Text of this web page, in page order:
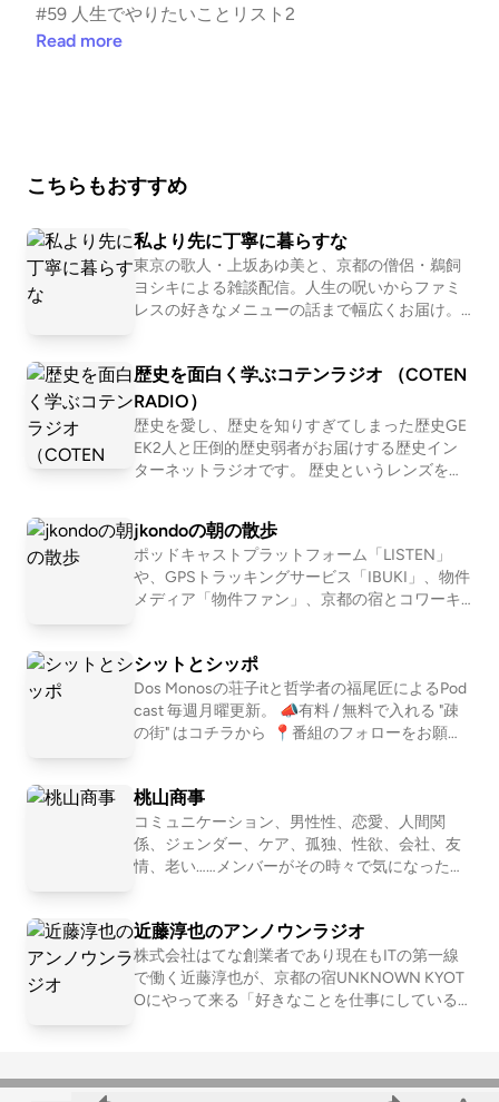
#59 人生でやりたいことリスト2
Read more
こちらもおすすめ
私より先に丁寧に暮らすな
東京の歌人・上坂あゆ美と、京都の僧侶・鵜飼
ヨシキによる雑談配信。人生の呪いからファミ
レスの好きなメニューの話まで幅広くお届け。
s://open.spotify.com/episode/751EzuNXjpgP2i5
3P7OtX7?si=XxN2eddURsas_JWE6KFu-A #163
恋愛ってマーージでクソだと思っている人の話
https://open.spotify.com/episode/1WgeglhRT5
GQfqzkBO2bNF?si=1l0b2OBlTJq 📩おたより宛
タもある） 🚗🚥番組公式コミュニティ http
s://rooom.listen.style/p/ 📨その他、番組へのお
問い合わせはコチラまで yorisuna24@gmail.co
m
歴史を面白く学ぶコテンラジオ （COTEN
RADIO）
歴史を愛し、歴史を知りすぎてしまった歴史GE
EK2人と圧倒的歴史弱者がお届けする歴史イン
ターネットラジオです。 歴史というレンズを通
く！？ 笑いあり、涙ありの新感覚・歴史キュレ
ーションプログラム！ ☆Apple &amp; Spotify Po
dcast 部門別ランキング１位獲得！ ☆ジャパン
ポッドキャストアワード2019 大賞&amp;Spotify
DIO is an entertainment radio talk program for hi
story , published by the crazy history geeks grou
p "COTEN" in Japan. ☆Apple &amp; Spotify Podc
ast in Japan category ranking No.1 ! ☆Japan Pod
jkondoの朝の散歩
ポッドキャストプラットフォーム「LISTEN」
や、GPSトラッキングサービス「IBUKI」、物件
メディア「物件ファン」、京都の宿とコワーキ
ら、日々の出来事や考えたことを語ります。
シットとシッポ
Dos Monosの荘子itと哲学者の福尾匠によるPod
cast 毎週月曜更新。 📣有料 / 無料で入れる "疎
の街" はコチラから ⁠ 📍番組のフォローをお願い
eetingtakumi 📩シットとシッポへの問い合わせ
はコチラ
桃山商事
コミュニケーション、男性性、恋愛、人間関
係、ジェンダー、ケア、孤独、性欲、会社、友
情、老い……メンバーがその時々で気になったテ
軍ラジオ」(ApplePodcast)、2017〜2024年「恋
愛よももやまばなし」(ニコ生→Podcast)を配信
していました。清田隆之(文筆業)、森田(会社
員)、ワッコ(会社員)、さとう(会社員)の４人で
近藤淳也のアンノウンラジオ
株式会社はてな創業者であり現在もITの第一線
で働く近藤淳也が、京都の宿UNKNOWN KYOT
Oにやって来る「好きなことを仕事にしている
淳也】 株式会社OND代表取締役社長、株式会社